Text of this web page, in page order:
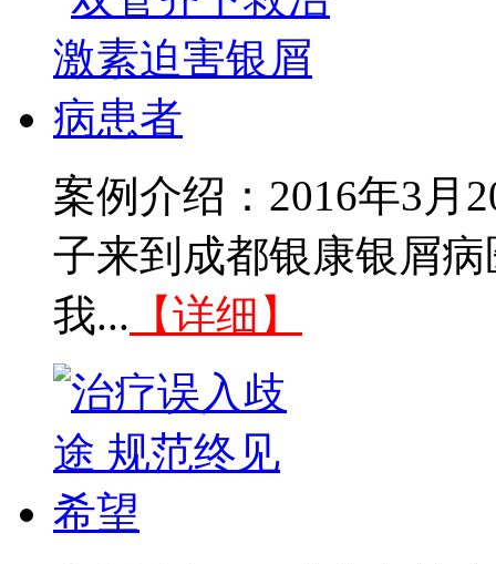
案例介绍：2016年3月
子来到成都银康银屑
我... 【详细】